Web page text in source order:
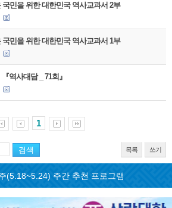
국민을 위한 대한민국 역사교과서 2부
국민을 위한 대한민국 역사교과서 1부
역사대담 _ 71회』
1
목록 쓰기
(5.25~5.31) 주간 추천 프로그램
(5.18~5.24) 주간 추천 프로그램
막주(4.27~5.3) 주간 추천 프로그램
(4.20~4.26) 주간 추천 프로그램